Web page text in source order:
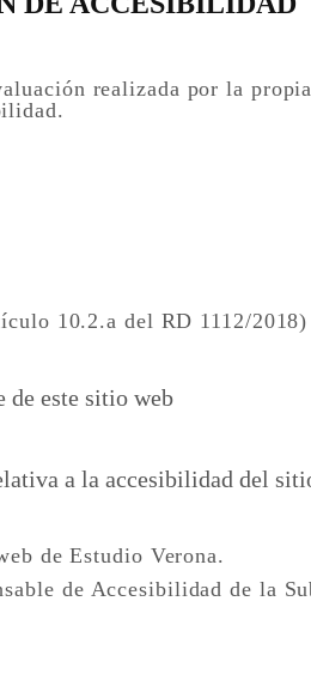
realizada por la
10.2.a del RD 1112/
este sitio web
a la accesibilidad del
de Estudio Verona.
de Accesibilidad de la